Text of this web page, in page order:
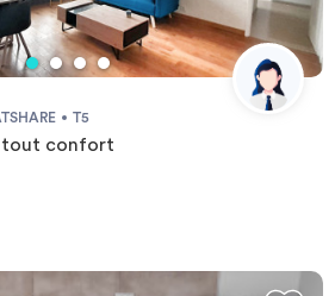
T5
tout confort